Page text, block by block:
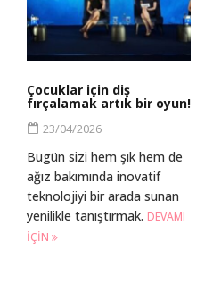
Çocuklar için diş
fırçalamak artık bir oyun!
23/04/2026
Bugün sizi hem şık hem de
ağız bakımında inovatif
teknolojiyi bir arada sunan
yenilikle tanıştırmak. DEVAMI
IÇIN